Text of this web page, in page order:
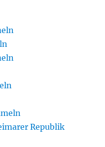
Republik